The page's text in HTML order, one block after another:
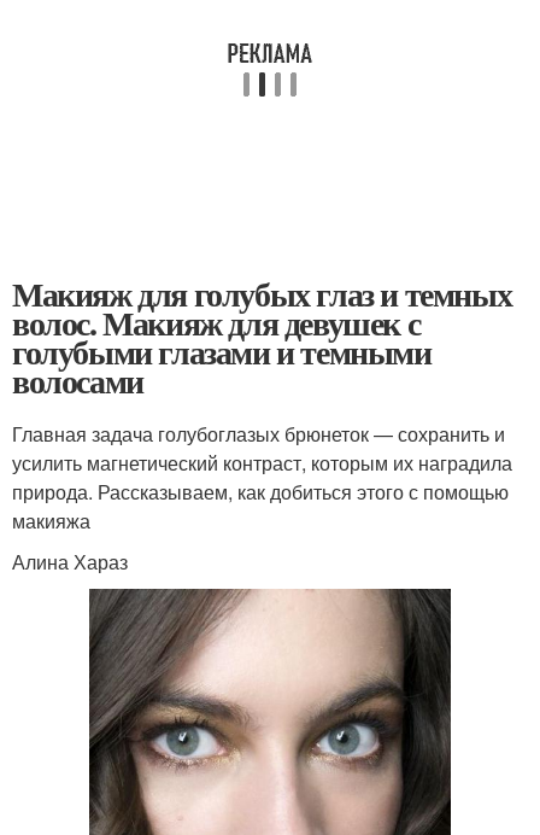
Макияж для голубых глаз и темных
волос. Макияж для девушек с
голубыми глазами и темными
волосами
Главная задача голубоглазых брюнеток — сохранить и
усилить магнетический контраст, которым их наградила
природа. Рассказываем, как добиться этого с помощью
макияжа
Алина Хараз